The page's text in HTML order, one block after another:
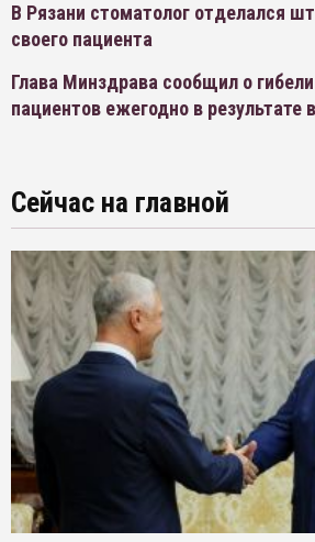
В Рязани стоматолог отделался
своего пациента
Глава Минздрава сообщил о
пациентов ежегодно в результате
Сейчас на главной